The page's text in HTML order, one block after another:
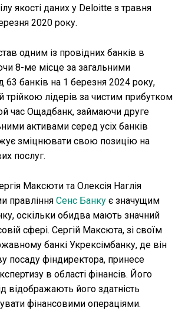
якості даних у Deloitte з травня
2020 року.
одним із провідних банків в
8-ме місце за загальними
63 банків на 1 березня 2024 року,
трійкою лідерів за чистим прибутком
час Ощадбанк, займаючи друге
активами серед усіх банків
зміцнювати свою позицію на
послуг.
Максюти та Олексія Наглія
правління Сенс Банку є значущим
оскільки обидва мають значний
сфері. Сергій Максюта, зі своїм
банкі Укрексімбанку, де він
посаду фіндиректора, принесе
в області фінансів. Його
відображають його здатність
фінансовими операціями.